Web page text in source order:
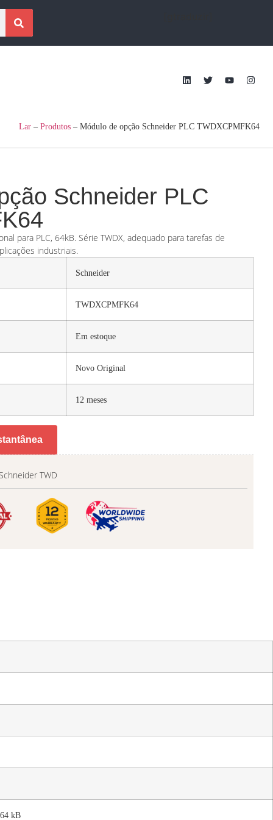
Lar – Produtos – Módulo de opção Schneider PLC TWDXCPMFK64
Schneider PLC
para PLC, 64kB. Série TWDX, adequado para tarefas de
industriais.
Schneider
TWDXCPMFK64
Em estoque
Novo Original
12 meses
TWD
kB